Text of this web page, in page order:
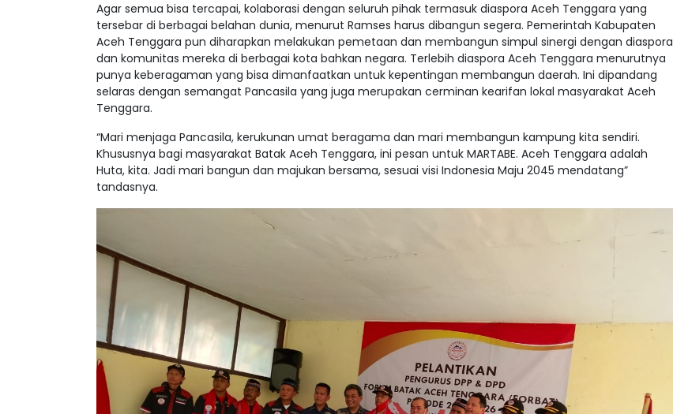
Agar semua bisa tercapai, kolaborasi dengan seluruh pihak termasuk diaspora Aceh Tenggara yang
tersebar di berbagai belahan dunia, menurut Ramses harus dibangun segera. Pemerintah Kabupaten
Aceh Tenggara pun diharapkan melakukan pemetaan dan membangun simpul sinergi dengan diaspora
dan komunitas mereka di berbagai kota bahkan negara. Terlebih diaspora Aceh Tenggara menurutnya
punya keberagaman yang bisa dimanfaatkan untuk kepentingan membangun daerah. Ini dipandang
selaras dengan semangat Pancasila yang juga merupakan cerminan kearifan lokal masyarakat Aceh
Tenggara.
“Mari menjaga Pancasila, kerukunan umat beragama dan mari membangun kampung kita sendiri.
Khususnya bagi masyarakat Batak Aceh Tenggara, ini pesan untuk MARTABE. Aceh Tenggara adalah
Huta, kita. Jadi mari bangun dan majukan bersama, sesuai visi Indonesia Maju 2045 mendatang”
tandasnya.